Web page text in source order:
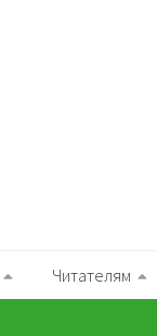
Читателям